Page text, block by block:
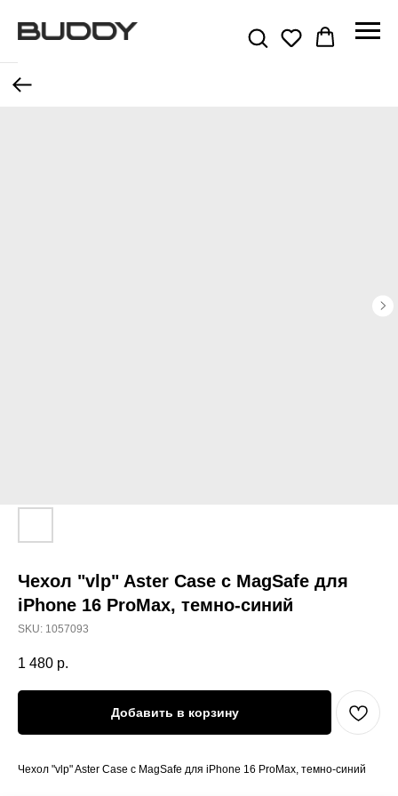
Назад
Чехол "vlp" Aster Case с MagSafe для
iPhone 16 ProMax, темно-синий
SKU: 1057093
1 480 р.
Добавить в корзину
Чехол "vlp" Aster Case с MagSafe для iPhone 16 ProMax, темно-синий